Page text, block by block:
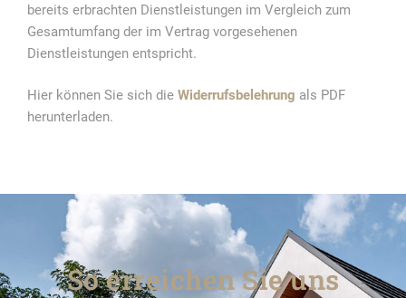
bereits erbrachten Dienstleistungen im Vergleich zum
Gesamtumfang der im Vertrag vorgesehenen
Dienstleistungen entspricht.
Hier können Sie sich die Widerrufsbelehrung als PDF
herunterladen.
So erreichen Sie uns